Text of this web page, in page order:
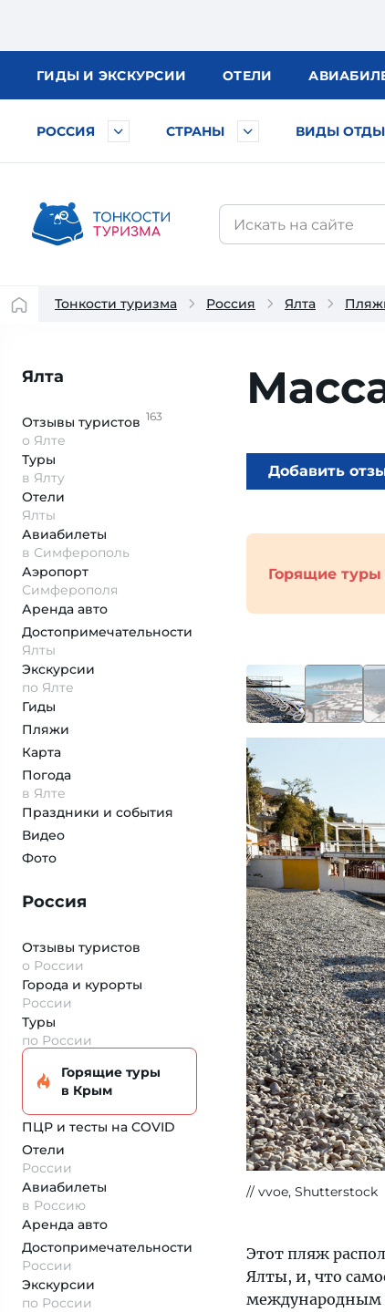
ГИДЫ И ЭКСКУРСИИ ОТЕЛИ АВИА
РОССИЯ СТРАНЫ ВИДЫ
Тонкости туризма Россия Ялта
Ялта
Отзывы туристов 163
о Ялте
Туры
в Ялту
Отели
Ялты
Авиабилеты
в Симферополь
Аэропорт
Симферополя
Аренда авто
Достопримеча­тельности
Ялты
Экскурсии
по Ялте
Гиды
Пляжи
Карта
Погода
в Ялте
Праздники и события
Видео
Фото
Россия
Отзывы туристов
о России
Города и курорты
России
Туры
по России
Горящие туры
в Крым
ПЦР и тесты на COVID
Отели
России
Авиабилеты
в Россию
Аренда авто
Достопримеча­тельности
России
Экскурсии
по России
Добавить
Горящие туры
vvoe, Shutterstock
Этот пляж
Ялты, и, что
международным